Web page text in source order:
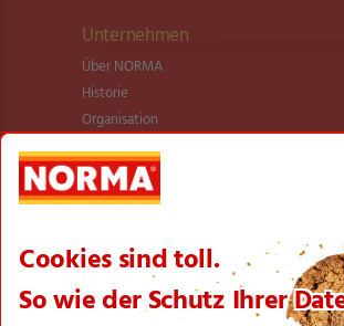
Unternehmen
Über NORMA
Historie
Organisation
International
Logistik
Filialnetz
Karriere
Verantwortung/CSR
NORMA News